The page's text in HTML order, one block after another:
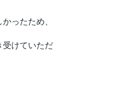
ったため、
けていただ